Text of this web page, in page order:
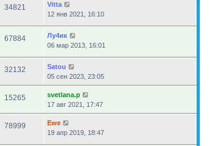
34821
Vitta
12 янв 2021, 16:10
67884
Лу4ик
06 мар 2013, 16:01
32132
Satou
05 сен 2023, 23:05
15265
svetlana.p
17 авг 2021, 17:47
78999
Ewe
19 апр 2019, 18:47